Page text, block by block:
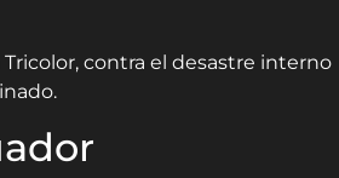
contra el desastre interno